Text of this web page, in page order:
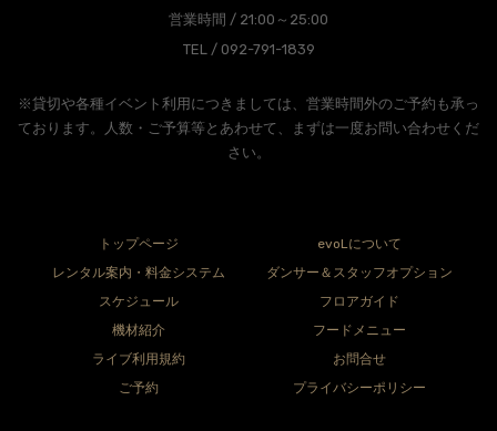
営業時間 / 21:00～25:00
TEL / 092-791-1839
※貸切や各種イベント利用につきましては、営業時間外のご予約も承っ
ております。人数・ご予算等とあわせて、まずは一度お問い合わせくだ
さい。
トップページ
evoLについて
レンタル案内・料金システム
ダンサー＆スタッフオプション
スケジュール
フロアガイド
機材紹介
フードメニュー
ライブ利用規約
お問合せ
ご予約
プライバシーポリシー